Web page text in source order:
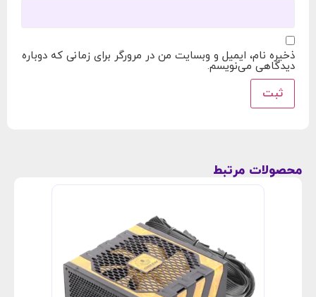
ذخیره نام، ایمیل و وبسایت من در مرورگر برای زمانی که دوباره
دیدگاهی می‌نویسم.
محصولات مرتبط